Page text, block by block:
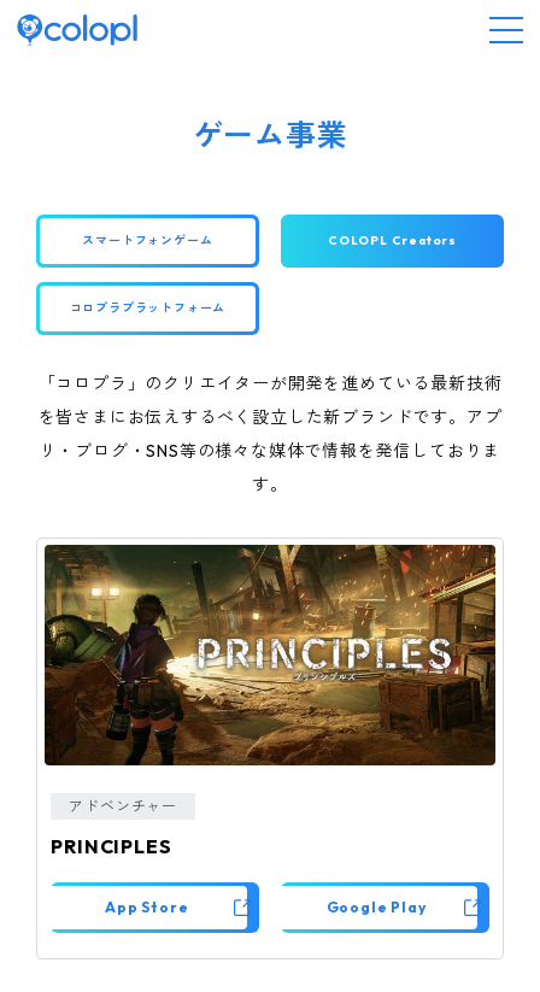
事業情報
IR情報
採用情報
ピンマーク
EN
ゲーム事業
スマートフォンゲーム COLOPL Creators
コロプラプラットフォーム
「コロプラ」のクリエイターが開発を進めている最新技術
を皆さまにお伝えするべく設立した新ブランドです。 アプ
リ・ブログ・SNS等の様々な媒体で情報を発信しておりま
す。
アドベンチャー
PRINCIPLES
App Store Google Play